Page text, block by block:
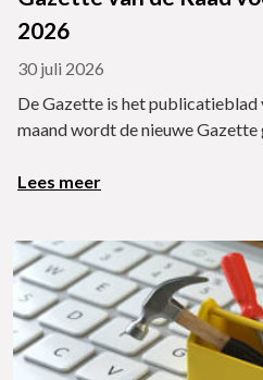
2026
30 juli 2026
De Gazette is het publicatieblad
maand wordt de nieuwe Gazette
Lees meer